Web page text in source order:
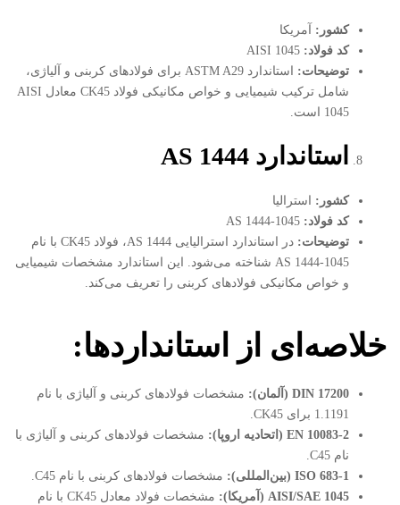
کشور : آمریکا
کد فولاد:
توضیحات:
استاندارد ASTM A29 برای فولادهای کربنی و آلیاژی،
شامل ترکیب شیمیایی و خواص مکانیکی فولاد CK45 معادل AISI
1045 است.
استاندارد
کشور : استرالیا
کد فولاد:
توضیحات:
در استاندارد استرالیایی AS 1444، فولاد CK45 با نام
AS 1444-1045 شناخته می‌شود. این استاندارد مشخصات شیمیایی
و خواص مکانیکی فولادهای کربنی را تعریف می‌کند.
خلاصه‌ای از استانداردها:
DIN 17200 ( آلمان): مشخصات فولادهای کربنی و آلیاژی با نام
1.1191 برای CK45.
EN 10083-2 (
اتحادیه اروپا): مشخصات فولادهای کربنی و آلیاژی با
نام C45.
ISO 683-1 ( بین‌المللی): مشخصات فولادهای کربنی با نام C45.
AISI/SAE 1045 (
آمریکا):
مشخصات فولاد معادل CK45 با نام